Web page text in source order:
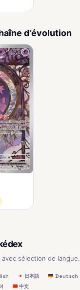
d'évolution
sélection de langue.
日本語 Deutsch
中文